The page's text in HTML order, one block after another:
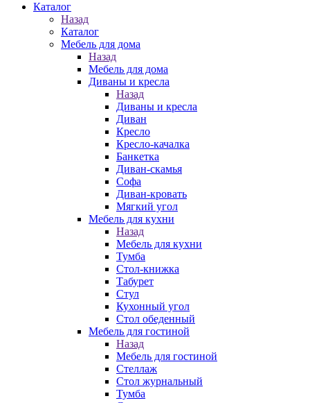
Каталог
Назад
Каталог
Мебель для дома
Назад
Мебель для дома
Диваны и кресла
Назад
Диваны и кресла
Диван
Кресло
Кресло-качалка
Банкетка
Диван-скамья
Софа
Диван-кровать
Мягкий угол
Мебель для кухни
Назад
Мебель для кухни
Тумба
Стол-книжка
Табурет
Стул
Кухонный угол
Стол обеденный
Мебель для гостиной
Назад
Мебель для гостиной
Стеллаж
Стол журнальный
Тумба